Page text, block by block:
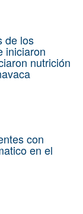
de los
iniciaron
nutrición
con
en el